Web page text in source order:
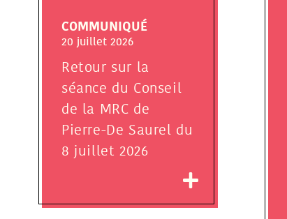
COMMUNIQUÉ
20 juillet 2026
Retour sur la
séance du Conseil
de la MRC de
Pierre-De Saurel du
8 juillet 2026